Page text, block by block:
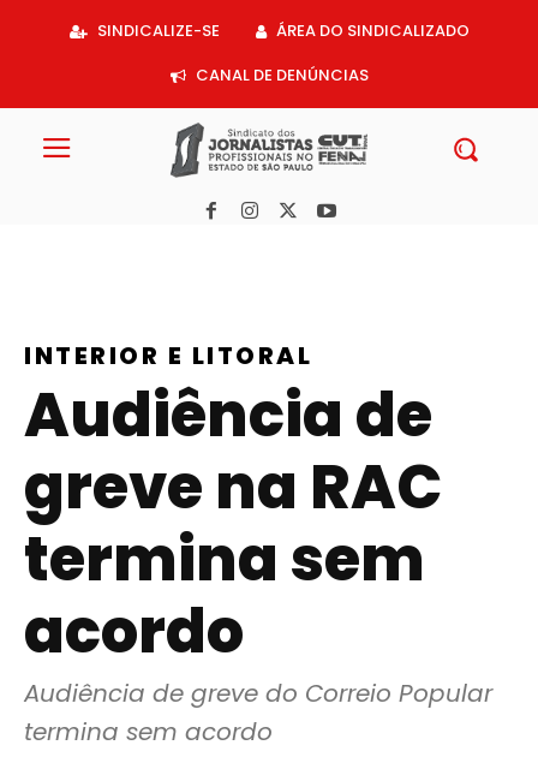
SINDICALIZE-SE
ÁREA DO SINDICALIZADO
CANAL DE DENÚNCIAS
INTERIOR E LITORAL
Audiência de
greve na RAC
termina sem
acordo
Audiência de greve do Correio Popular
termina sem acordo